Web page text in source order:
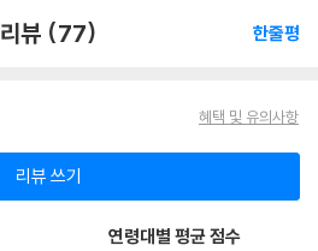
리뷰 (77) 한줄평
혜택 및 유의사항
리뷰 쓰기
연령대별 평균 점수